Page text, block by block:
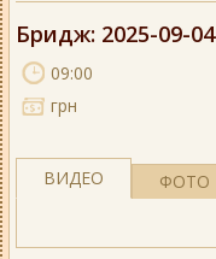
Бридж: 2025-09-04
09:00
грн
ВИДЕО ФОТО